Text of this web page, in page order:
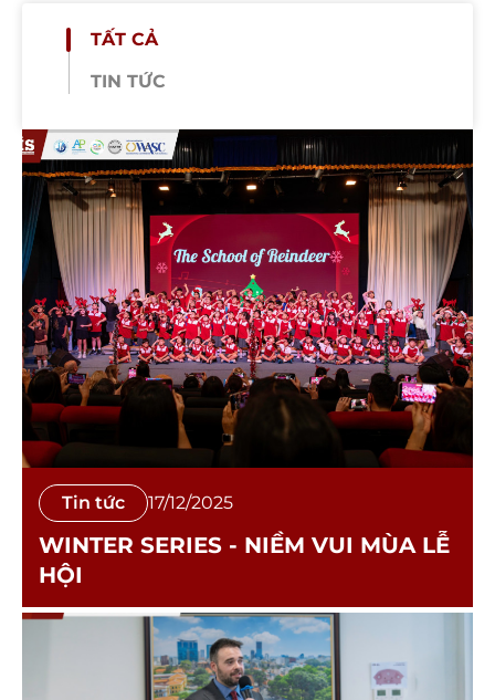
TẤT CẢ
TIN TỨC
Tin tức 17/12/2025
WINTER SERIES - NIỀM VUI MÙA LỄ
HỘI